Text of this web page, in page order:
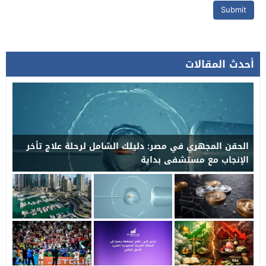
أحدث المقالات
الحقن المجهري في مصر: دليلك الشامل لرحلة علاج تأخر
الإنجاب مع مستشفى بداية